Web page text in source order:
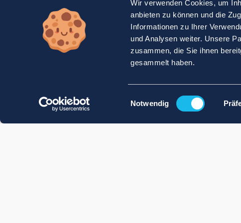
Wir verwenden Cookies, um
anbieten zu können und die
Informationen zu Ihrer
und Analysen weiter. Unsere
zusammen, die Sie ihnen
gesammelt haben.
Einwilligungsauswahl
Notwendig